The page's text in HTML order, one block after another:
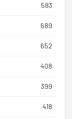
583
689
652
408
399
418